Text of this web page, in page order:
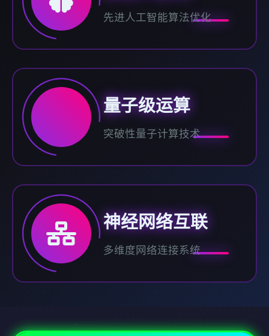
先进人工智能算法优化
量子级运算
突破性量子计算技术
神经网络互联
多维度网络连接系统